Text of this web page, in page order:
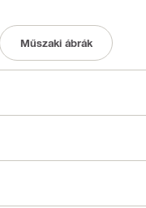
Műszaki ábrák